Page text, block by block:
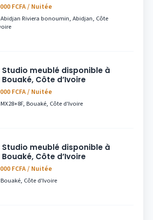
FCFA / Nuitée
Abidjan Riviera bonoumin, Abidjan, Côte
Studio meublé disponible à
Bouaké, Côte d’Ivoire
FCFA / Nuitée
MX28+8F, Bouaké, Côte d'Ivoire
Studio meublé disponible à
Bouaké, Côte d’Ivoire
FCFA / Nuitée
Bouaké, Côte d'Ivoire